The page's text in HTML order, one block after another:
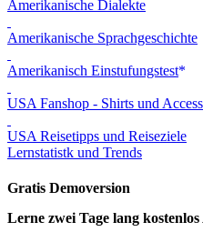
Amerikanische Dialekte
Amerikanische Sprachgeschichte
Amerikanisch Einstufungstest
USA Fanshop - Shirts und
USA Reisetipps und Reiseziele
Lernstatistk und Trends
Gratis Demoversion
Lerne zwei Tage lang